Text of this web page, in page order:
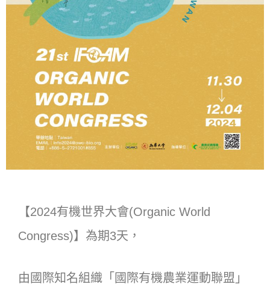
【2024有機世界大會(Organic World
Congress)】為期3天，
由國際知名組織「國際有機農業運動聯盟」